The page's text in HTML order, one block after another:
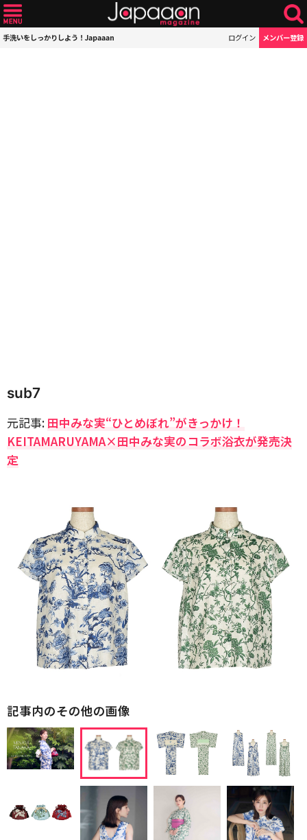
手洗いをしっかりしよう！Japaaan ログイン メンバー登録
sub7
元記事: 田中みな実“ひとめぼれ”がきっかけ！
KEITAMARUYAMA×田中みな実のコラボ浴衣が発売決
定
記事内のその他の画像